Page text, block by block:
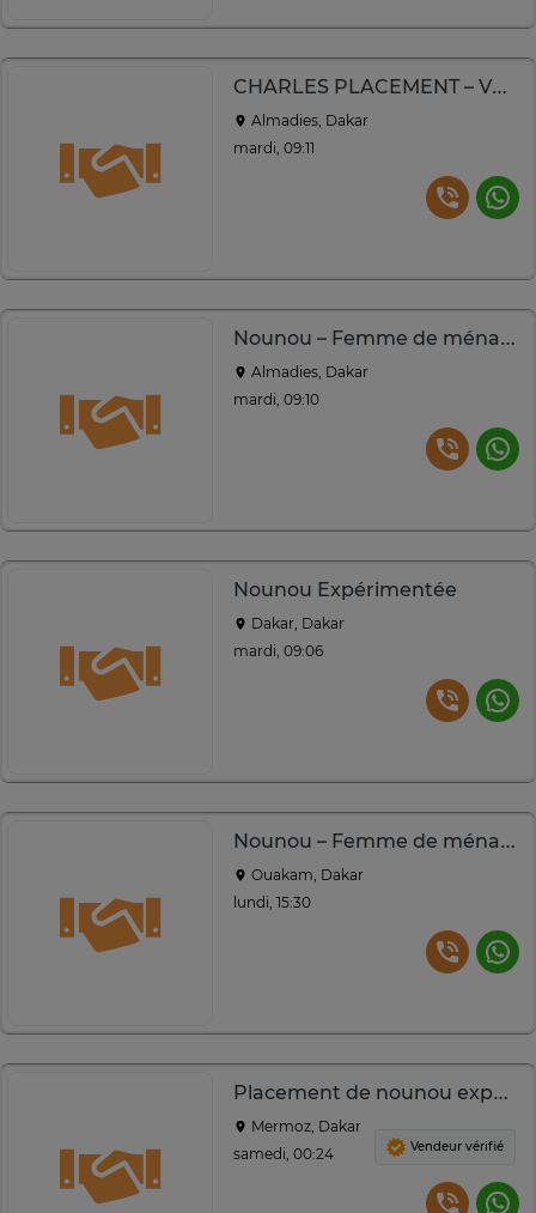
CHARLES PLACEMENT – VOS SERVICES À DOMICILE
Almadies, Dakar
mardi, 09:11
Nounou – Femme de ménage sérieuse | Remplacement garanti
Almadies, Dakar
mardi, 09:10
Nounou Expérimentée
Dakar, Dakar
mardi, 09:06
Nounou – Femme de ménage sérieuse | Remplacement garanti
Ouakam, Dakar
lundi, 15:30
Placement de nounou expérimentée
Mermoz, Dakar
samedi, 00:24
Vendeur vérifié